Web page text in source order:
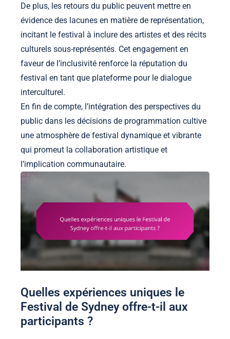
De plus, les retours du public peuvent mettre en
évidence des lacunes en matière de représentation,
incitant le festival à inclure des artistes et des récits
culturels sous-représentés. Cet engagement en
faveur de l’inclusivité renforce la réputation du
festival en tant que plateforme pour le dialogue
interculturel.
En fin de compte, l’intégration des perspectives du
public dans les décisions de programmation cultive
une atmosphère de festival dynamique et vibrante
qui promeut la collaboration artistique et
l’implication communautaire.
Quelles expériences uniques le
Festival de Sydney offre-t-il aux
participants ?